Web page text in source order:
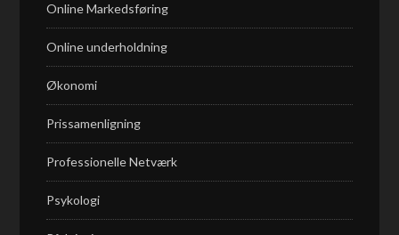
Online Markedsføring
Online underholdning
Økonomi
Prissamenligning
Professionelle Netværk
Psykologi